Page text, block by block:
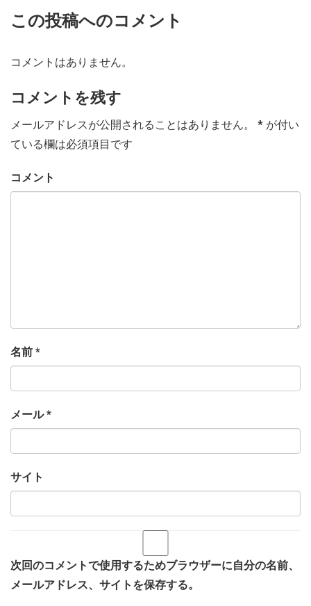
この投稿へのコメント
コメントはありません。
コメントを残す
メールアドレスが公開されることはありません。 * が付い
ている欄は必須項目です
コメント
名前 *
メール*
サイト
次回のコメントで使用するためブラウザーに自分の名前、
メールアドレス、サイトを保存する。